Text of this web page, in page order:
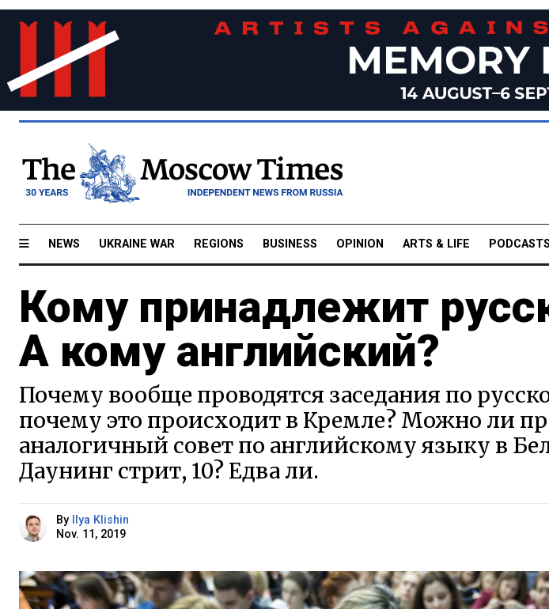
NEWS UKRAINE WAR REGIONS BUSINESS OPINION ARTS & LIFE PODCASTS
Кому принадлежит
А кому английский?
Почему вообще проводятся заседания по
почему это происходит в Кремле? Можно ли
аналогичный совет по английскому языку в
Даунинг стрит, 10? Едва ли.
By
Ilya Klishin
Nov. 11, 2019